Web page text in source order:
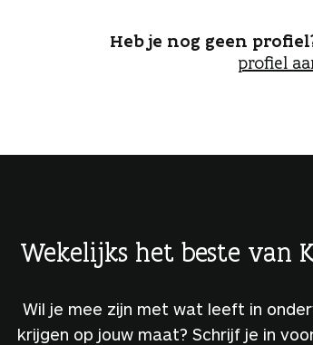
e
n
Heb je nog geen
profiel
Wekelijks het beste van
Wil je mee zijn met wat leeft in
krijgen op jouw maat? Schrijf je in